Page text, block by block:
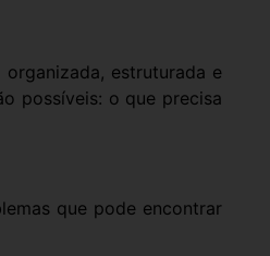
estruturada e
possíveis: o que precisa
que pode encontrar